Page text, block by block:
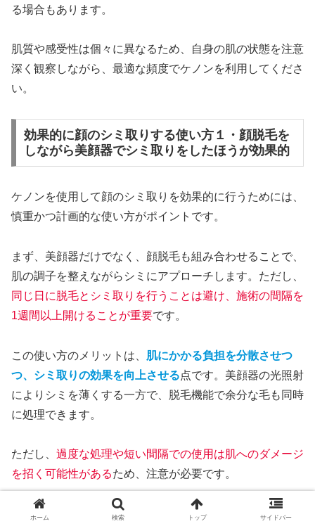
る場合もあります。
肌質や感受性は個々に異なるため、自身の肌の状態を注意
深く観察しながら、最適な頻度でケノンを利用してくださ
い。
効果的に顔のシミ取りする使い方１・顔脱毛を
しながら美顔器でシミ取りをしたほうが効果的
ケノンを使用して顔のシミ取りを効果的に行うためには、
慎重かつ計画的な使い方がポイントです。
まず、美顔器だけでなく、顔脱毛も組み合わせることで、
肌の調子を整えながらシミにアプローチします。ただし、
同じ日に脱毛とシミ取りを行うことは避け、施術の間隔を
1週間以上開けることが重要です。
この使い方のメリットは、 肌にかかる負担を分散させつ
つ、シミ取りの効果を向上させる点です。美顔器の光照射
によりシミを薄くする一方で、脱毛機能で余分な毛も同時
に処理できます。
ただし、 過度な処理や短い間隔での使用は肌へのダメージ
を招く可能性があるため、注意が必要です。
日々のスキンケアルーティンに組み込みつつ、肌の状態を
ホーム 検索 トップ サイドバー